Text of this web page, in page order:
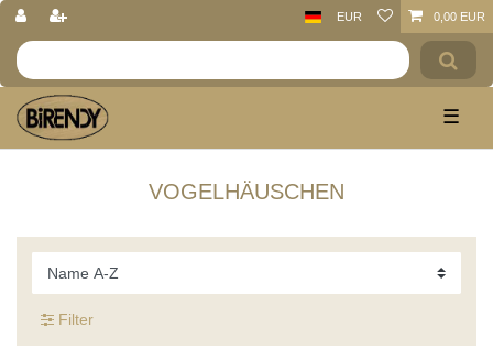
EUR 0,00 EUR
☰
Vogelhäuschen
Filter